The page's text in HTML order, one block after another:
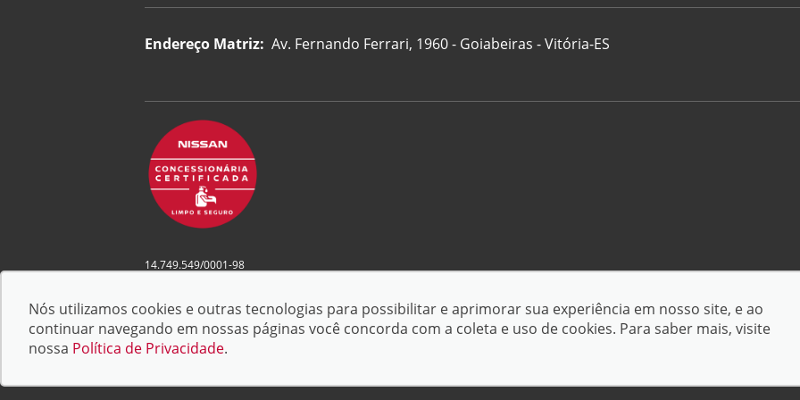
Endereço Matriz: Av. Fernando Ferrari, 1960 - Goiabeiras - Vitória-ES
14.749.549/0001-98
© Copyright 2026-AutoForce - Todos os direitos reservados.
Confira a nossa Política de privacidadee as Condições
Comerciais .
Nós utilizamos cookies e outras tecnologias para possibilitar e aprimorar sua experiência em nosso site, e ao
continuar navegando em nossas páginas você concorda com a coleta e uso de cookies. Para saber mais, visite
nossa Política de Privacidade.